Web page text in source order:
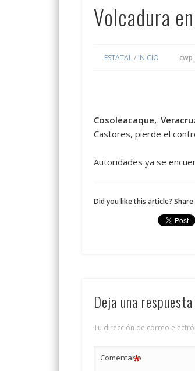
Volcadura
ESTATAL/ INICIO
Cosoleacaque,
Castores, pierde el
Autoridades ya se
Did you like this article?
Deja una respuesta
Tu dirección de correo
Comentario
*